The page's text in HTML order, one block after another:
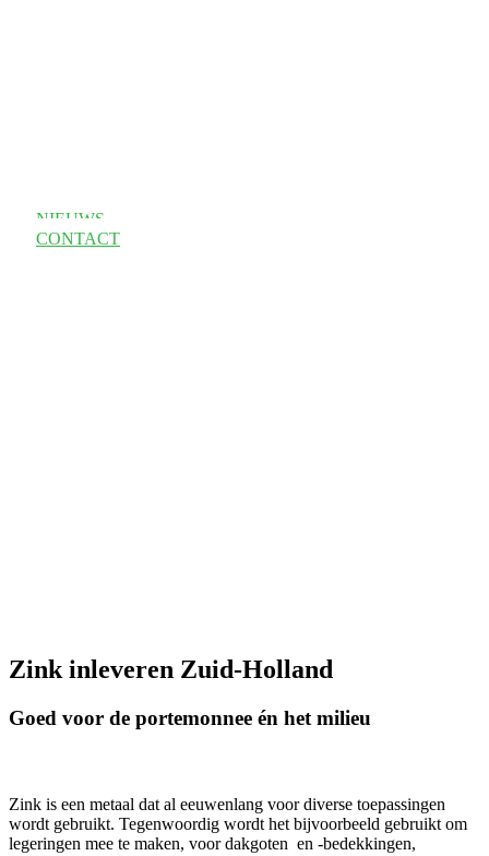
NIEUWS
CONTACT
Zink inleveren Zuid-Holland
Goed voor de portemonnee én het milieu
Zink is een metaal dat al eeuwenlang voor diverse toepassingen
wordt gebruikt. Tegenwoordig wordt het bijvoorbeeld gebruikt om
legeringen mee te maken, voor dakgoten en -bedekkingen,